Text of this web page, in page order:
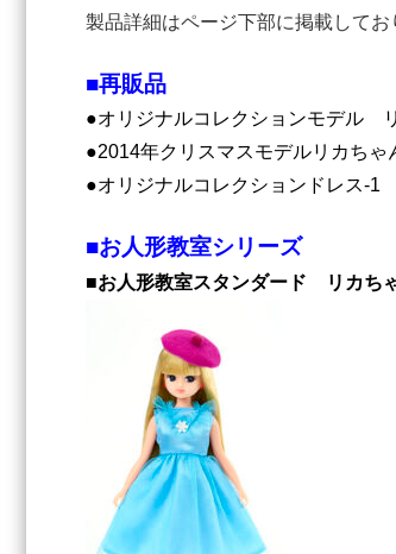
製品詳細はページ下部に掲載して
■再販品
●オリジナルコレクションモデル
●2014年クリスマスモデルリカちゃ
●オリジナルコレクションドレス
■お人形教室シリーズ
■お人形教室スタンダード リカち